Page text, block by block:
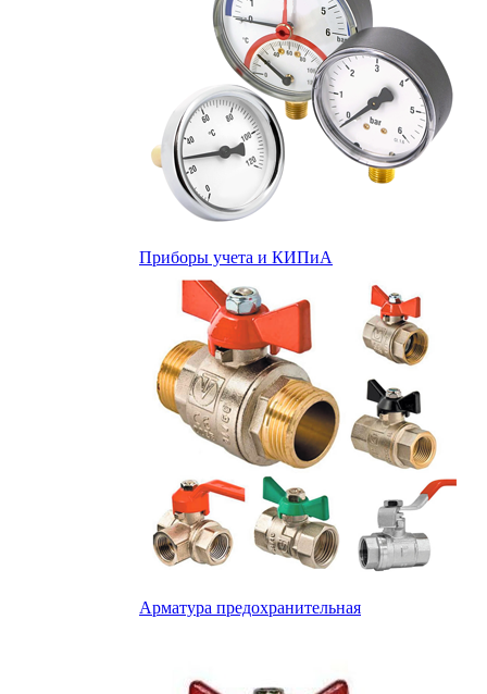
Приборы учета и КИПиА
Арматура предохранительная